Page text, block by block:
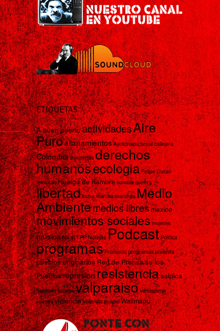
ETIQUETAS
A buen puertoactividadesAire
Puroallanamientos Ayotzinapa brasil callejera
Colombia conciertos derechos
humanosecologia Felipe Duran
femicidio Huelga de hambre kumbia queers
libertad lucha marcha marchas Medio
Ambientemedios libresmexico
movimientos sociales mujeres
música No al TPP Noticias Podcast Política
programas Promoció programas protesta
pueblos originariosRed de Prensa se los
Pueblosrepresionresistenciasalpica
Sucesos tocatas valparaiso vandalismo
viernes violencia violencia policial Wallmapu